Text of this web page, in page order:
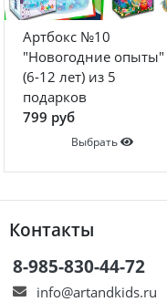
Артбокс №10
"Новогодние опыты"
(6-12 лет) из 5
подарков
799 руб
Выбрать
Контакты
8-985-830-44-72
info@artandkids.ru